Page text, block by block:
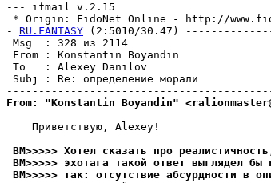
--- ifmail v.2.15
* Origin: FidoNet Online - http://
- RU.FANTASY (2:5010/30.47)
Msg  : 328 из 2114
From : Konstantin Boyandin
To   : Alexey Danilov
Subj : Re:
From: "Konstantin Boyandin"
    Приветствую, Alexey!
BM>>>>> Хотел сказать про
BM>>>>> эхотага такой ответ выглядел
BM>>>>> так: отсутствие абсурдности в